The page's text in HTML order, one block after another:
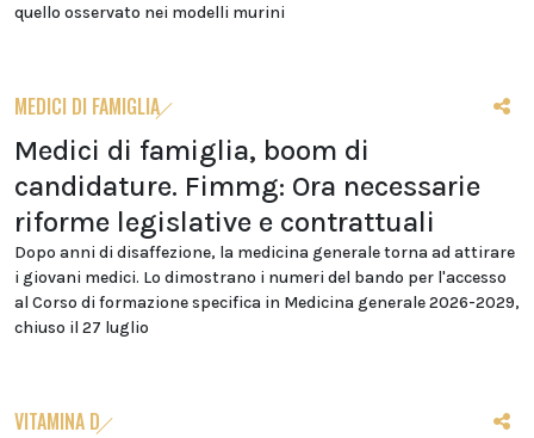
quello osservato nei modelli murini
MEDICI DI FAMIGLIA
Medici di famiglia, boom di
candidature. Fimmg: Ora necessarie
riforme legislative e contrattuali
Dopo anni di disaffezione, la medicina generale torna ad attirare
i giovani medici. Lo dimostrano i numeri del bando per l'accesso
al Corso di formazione specifica in Medicina generale 2026-2029,
chiuso il 27 luglio
VITAMINA D